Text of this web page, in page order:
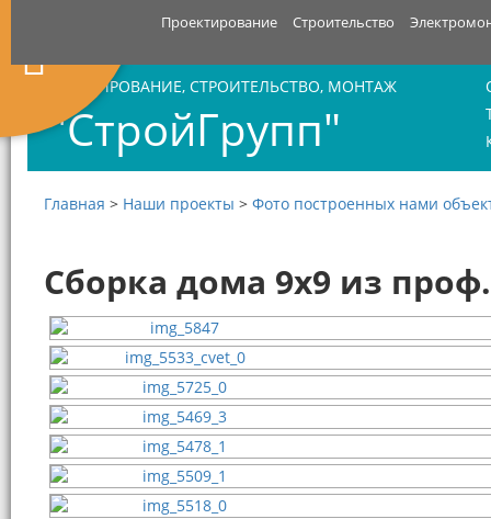
Проектирование Строительство
ПРОЕКТИРОВАНИЕ, СТРОИТЕЛЬСТВО, МОНТАЖ
"СтройГрупп"
Главная > Наши проекты > Фото построенных нами
Сборка дома 9х9 из